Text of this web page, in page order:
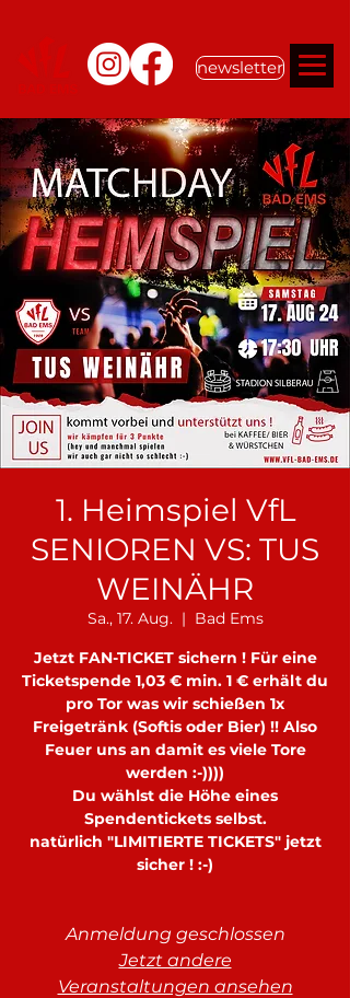
newsletter
1. Heimspiel VfL
SENIOREN VS: TUS
WEINÄHR
Sa., 17. Aug.
  |
Bad Ems
Jetzt FAN-TICKET sichern ! Für eine
Ticketspende 1,03 € min. 1 € erhält du
pro Tor was wir schießen 1x
Freigetränk (Softis oder Bier) !! Also
Feuer uns an damit es viele Tore
werden :-))))
Du wählst die Höhe eines
Spendentickets selbst.
natürlich "LIMITIERTE TICKETS" jetzt
sicher ! :-)
Anmeldung geschlossen
Jetzt andere
Veranstaltungen ansehen